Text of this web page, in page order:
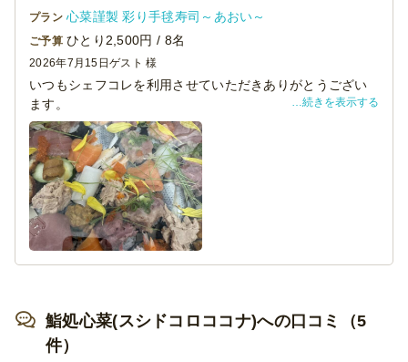
プラン 心菜謹製 彩り手毬寿司～あおい～
ご予算 ひとり2,500円 / 8名
2026年7月15日 ゲスト 様
いつもシェフコレを利用させていただきありがとうござい
ます。
本日は懇親会にて、貴店をご利用させていただきました。
料理の見た目は素晴らしく、大変満足しております。
機会がございましたら、ぜひご利用させていただきます。
続きを表示する
鮨処心菜(スシドコロココナ)への口コミ（5
件）